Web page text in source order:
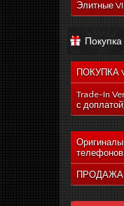
Элитные
ПОКУПКА
Trade-In
с
телефонов
ПРОДАЖА